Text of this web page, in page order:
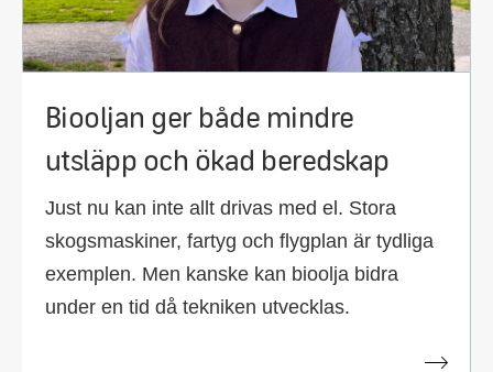
Biooljan ger både mindre
utsläpp och ökad beredskap
Just nu kan inte allt drivas med el. Stora
skogsmaskiner, fartyg och flygplan är tydliga
exemplen. Men kanske kan bioolja bidra
under en tid då tekniken utvecklas.